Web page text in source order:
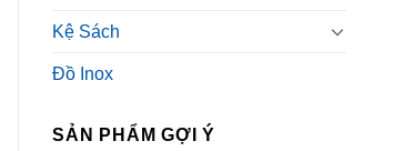
Kệ Sách
Đồ Inox
SẢN PHẨM GỢI Ý